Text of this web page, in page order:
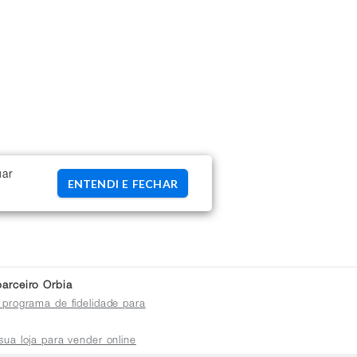
ENTENDI E FECHAR
Orbia
programa de fidelidade para
loja para vender online